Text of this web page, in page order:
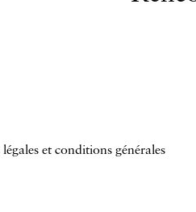
et conditions générales